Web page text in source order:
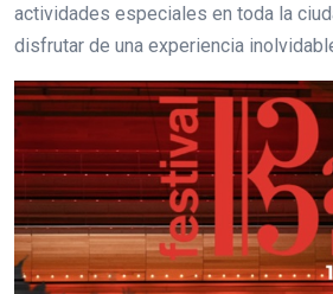
actividades especiales en toda la
disfrutar de una experiencia